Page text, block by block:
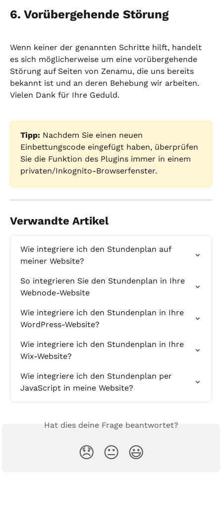
6. Vorübergehende Störung
Wenn keiner der genannten Schritte hilft, handelt
es sich möglicherweise um eine vorübergehende
Störung auf Seiten von Zenamu, die uns bereits
bekannt ist und an deren Behebung wir arbeiten.
Vielen Dank für Ihre Geduld.
Tipp: Nachdem Sie einen neuen
Einbettungscode eingefügt haben, überprüfen
Sie die Funktion des Plugins immer in einem
privaten/Inkognito-Browserfenster.
Verwandte Artikel
Wie integriere ich den Stundenplan auf
meiner Website?
So integrieren Sie den Stundenplan in Ihre
Webnode-Website
Wie integriere ich den Stundenplan in Ihre
WordPress-Website?
Wie integriere ich den Stundenplan in Ihre
Wix-Website?
Wie integriere ich den Stundenplan per
JavaScript in meine Website?
Hat dies deine Frage beantwortet?
😞 😐 😃